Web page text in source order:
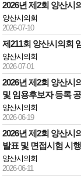
2026년 제2회 양산시
양산시의회
2026-07-10
제211회 양산시의회
양산시의회
2026-07-01
2026년 제2회 양산시
및 임용후보자 등록
양산시의회
2026-06-19
2026년 제2회 양산시
발표 및 면접시험 시
양산시의회
2026-06-11